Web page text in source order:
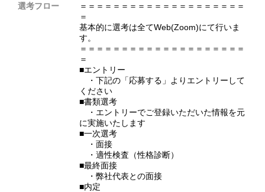
選考フロー
＝＝＝＝＝＝＝＝＝＝＝＝＝＝＝＝＝＝＝＝
＝
基本的に選考は全てWeb(Zoom)にて行いま
す。
＝＝＝＝＝＝＝＝＝＝＝＝＝＝＝＝＝＝＝＝
＝
■エントリー
・下記の「応募する」よりエントリーして
ください
■書類選考
・エントリーでご登録いただいた情報を元
に実施いたします
■一次選考
・面接
・適性検査（性格診断）
■最終面接
・弊社代表との面接
■内定